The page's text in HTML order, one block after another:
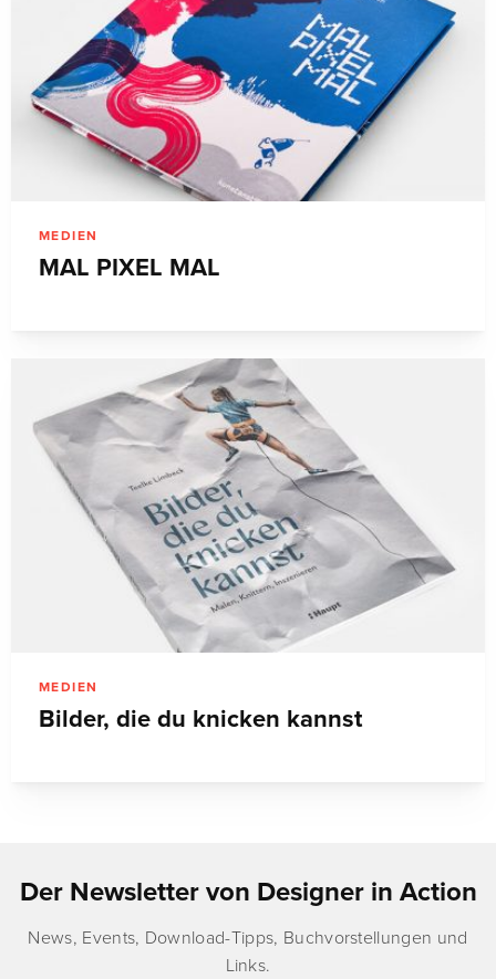
MEDIEN
MAL PIXEL MAL
MEDIEN
Bilder, die du knicken kannst
Der Newsletter von Designer in Action
News, Events, Download-Tipps, Buchvorstellungen und
Links.